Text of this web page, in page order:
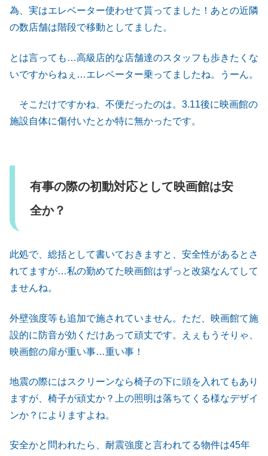
為、実はエレベーター使わせて貰ってました！あとの近隣
の数店舗は階段で移動としてました。
とは言っても…高級店的な店舗達のスタッフも歩きたくな
いですからねぇ…エレベーター乗ってましたね。うーん。
そこだけですかね、不便だったのは。3.11後に映画館の
施設自体に傷付いたとか特に無かったです。
有事の際の初動対応として映画館は安
全か？
此処で、総括として書いておきますと、安全性があるとさ
れてますが…私の勤めてた映画館はずっと改築なんてして
ませんね。
外壁強度等も追加で施されていません。ただ、映画館て施
設的に防音が効くだけあって頑丈です。えぇもうそりゃ、
映画館の扉が重い事…重い事！
地震の際にはスクリーンなら椅子の下に頭を入れてもあり
ますが、椅子が頑丈か？上の照明は落ちてくる様なデザイ
ンか？によりますよね。
安全かと問われたら、耐震強度と言われてる物件は45年